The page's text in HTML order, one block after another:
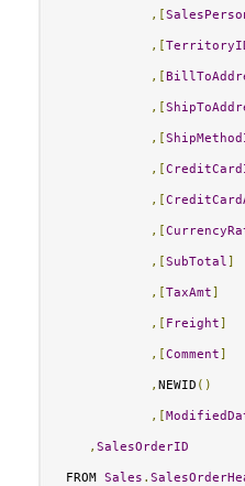
,[
,[
,[
,[
,[
,[
,[
,[
,[SubTotal]
,[TaxAmt]
,[ Freight]
,[Comment]
, NEWID ()
,[
, SalesOrderID
FROM Sales .